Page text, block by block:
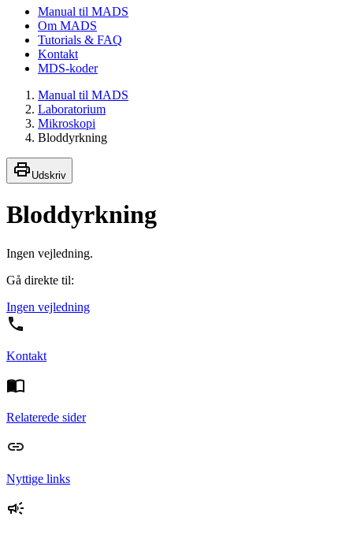
Manual til MADS
Om MADS
Tutorials & FAQ
Kontakt
MDS-koder
Manual til MADS
Laboratorium
Mikroskopi
Bloddyrkning
Udskriv
Bloddyrkning
Ingen vejledning.
Gå direkte til:
Ingen vejledning
Kontakt
Relaterede sider
Nyttige links